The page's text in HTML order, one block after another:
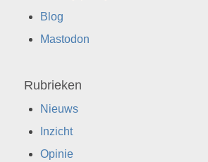
Blog
Mastodon
Rubrieken
Nieuws
Inzicht
Opinie